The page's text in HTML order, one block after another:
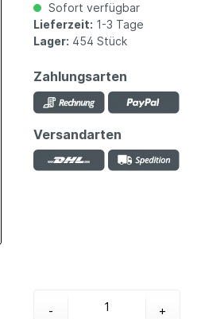
Sofort verfügbar
Lieferzeit: 1-3 Tage
Lager: 454 Stück
Zahlungsarten
Versandarten
- +